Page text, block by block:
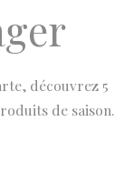
découvrez 5
de saison.